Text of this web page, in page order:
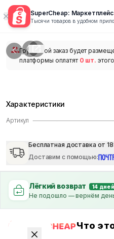
SuperCheap: Маркетплейс
Тысячи товаров в удобном
1/
Групповой заказ будет
платформы оплатят 0 шт.
Характеристики
Артикул
Бесплатная доставка от
Доставим с помощью:
Лёгкий возврат 14 дней
Не подошло — вернём
Что